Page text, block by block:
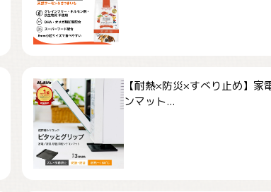
【耐熱×防災×すべり止め】
ンマット...